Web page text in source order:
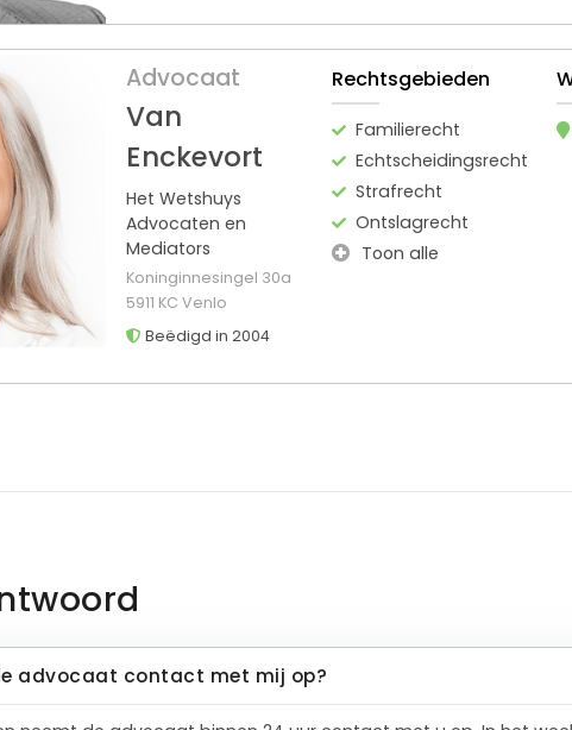
Advocaat
Van
Enckevort
Het Wetshuys
Advocaten en
Mediators
Koninginnesingel 30a
5911 KC Venlo
Beëdigd in 2004
Rechtsgebieden
Familierecht
Echtscheidingsrecht
Strafrecht
Ontslagrecht
Toon alle
advocaat contact met mij op?